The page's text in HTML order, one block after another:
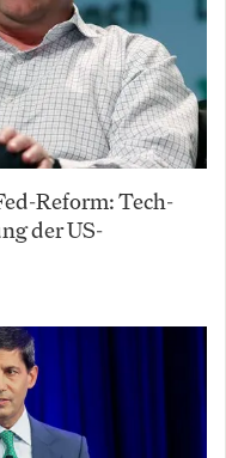
Reform: Tech-
der US-